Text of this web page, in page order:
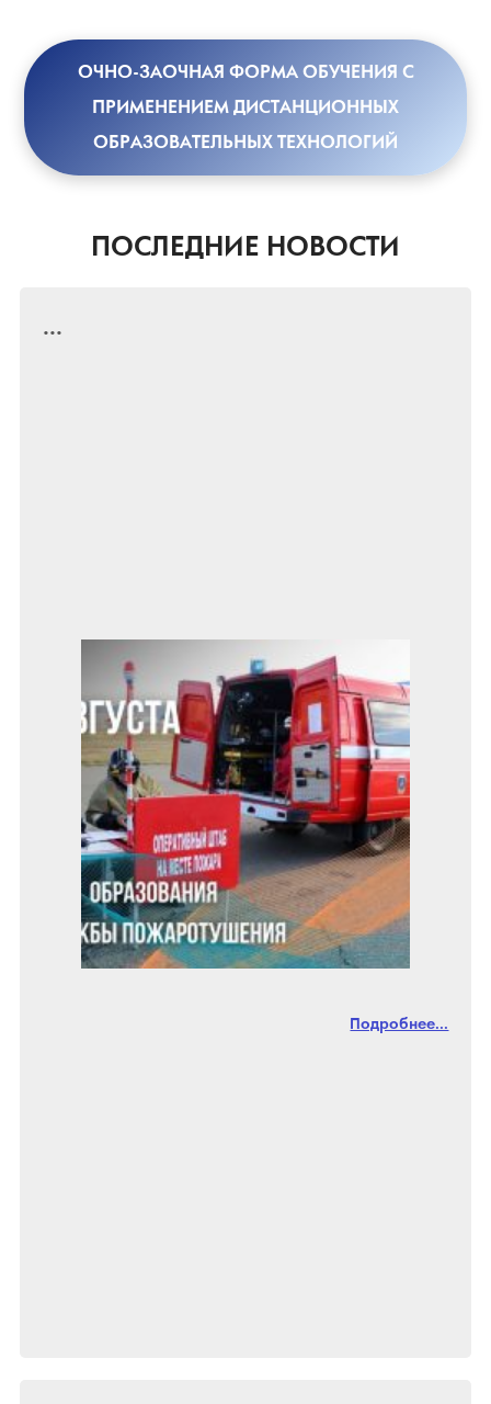
ОЧНО-ЗАОЧНАЯ ФОРМА ОБУЧЕНИЯ С
ПРИМЕНЕНИЕМ ДИСТАНЦИОННЫХ
ОБРАЗОВАТЕЛЬНЫХ ТЕХНОЛОГИЙ
ПОСЛЕДНИЕ НОВОСТИ
...
Подробнее...